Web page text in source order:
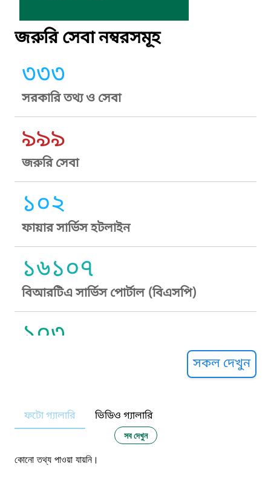
জরুরি সেবা নম্বরসমূহ
৩৩৩
সরকারি তথ্য ও সেবা
৯৯৯
জরুরি সেবা
১০২
ফায়ার সার্ভিস হটলাইন
১৬১০৭
বিআরটিএ সার্ভিস পোর্টাল (বিএসপি)
১০৩
নারী ও শিশু নির্যাতন প্রতিরোধ
১০৬
সকল দেখুন
ফটো গ্যালারি ভিডিও গ্যালারি
সব দেখুন
কোনো তথ্য পাওয়া যায়নি।